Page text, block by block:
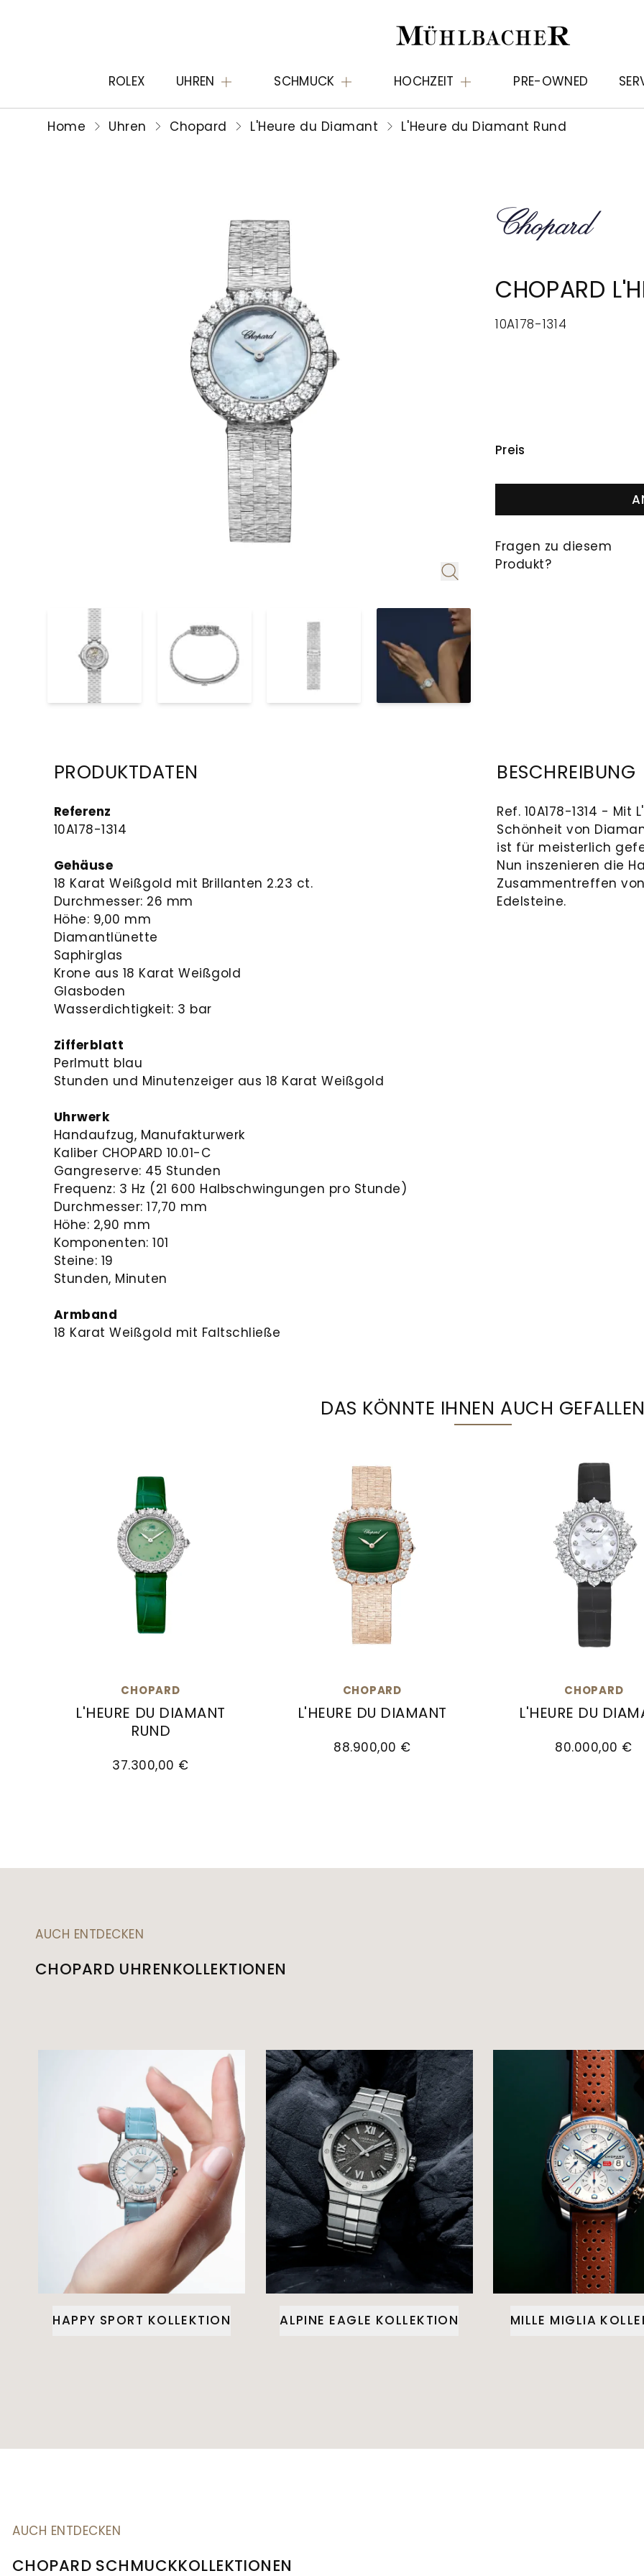
ROLEX UHREN SCHMUCK HOCHZEIT PRE-OWNED
Home Uhren Chopard L'Heure du Diamant L'Heure du Diamant Rund
CHOPARD
10A178-1314
Preis
Fragen zu diesem
Produkt?
PRODUKTDATEN
Referenz
10A178-1314
Gehäuse
18 Karat Weißgold mit Brillanten 2.23 ct.
Durchmesser: 26 mm
Höhe: 9,00 mm
Diamantlünette
Saphirglas
Krone aus 18 Karat Weißgold
Glasboden
Wasserdichtigkeit: 3 bar
Zifferblatt
Perlmutt blau
Stunden und Minutenzeiger aus 18 Karat Weißgold
Uhrwerk
Handaufzug, Manufakturwerk
Kaliber CHOPARD 10.01-C
Gangreserve: 45 Stunden
Frequenz: 3 Hz (21 600 Halbschwingungen pro Stunde)
Durchmesser: 17,70 mm
Höhe: 2,90 mm
Komponenten: 101
Steine: 19
Stunden, Minuten
Armband
18 Karat Weißgold mit Faltschließe
BESCHREIBUNG
Ref. 10A178-1314 -
Schönheit von
ist für meisterlich
Nun inszenieren die
Zusammentreffen
Edelsteine.
DAS KÖNNTE IHNEN AUCH
CHOPARD
L'HEURE DU DIAMANT
RUND
Chopard L'Heure du Diamant Rund, Ref: 13A178-1310, Preis: 37.300,00 €
37.300,00 €
CHOPARD
L'HEURE DU DIAMANT
88.900,00 €
CHOPARD
L'HEURE DU
80.000,00 €
AUCH ENTDECKEN
CHOPARD UHRENKOLLEKTIONEN
HAPPY SPORT KOLLEKTION ALPINE EAGLE KOLLEKTION MILLE MIGLIA
AUCH ENTDECKEN
CHOPARD SCHMUCKKOLLEKTIONEN